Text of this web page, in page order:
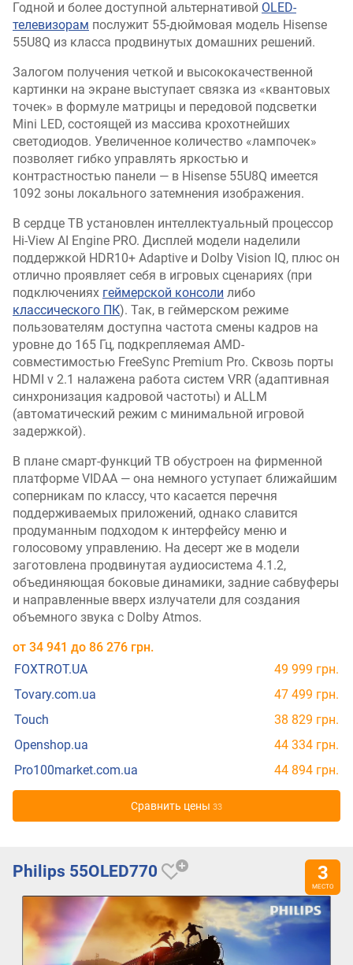
Годной и более доступной альтернативой OLED-
телевизорам послужит 55-дюймовая модель Hisense
55U8Q из класса продвинутых домашних решений.
Залогом получения четкой и высококачественной
картинки на экране выступает связка из «квантовых
точек» в формуле матрицы и передовой подсветки
Mini LED, состоящей из массива крохотнейших
светодиодов. Увеличенное количество «лампочек»
позволяет гибко управлять яркостью и
контрастностью панели — в Hisense 55U8Q имеется
1092 зоны локального затемнения изображения.
В сердце ТВ установлен интеллектуальный процессор
Hi-View AI Engine PRO. Дисплей модели наделили
поддержкой HDR10+ Adaptive и Dolby Vision IQ, плюс он
отлично проявляет себя в игровых сценариях (при
подключениях геймерской консоли либо
классического ПК). Так, в геймерском режиме
пользователям доступна частота смены кадров на
уровне до 165 Гц, подкрепляемая AMD-
совместимостью FreeSync Premium Pro. Сквозь порты
HDMI v 2.1 налажена работа систем VRR (адаптивная
синхронизация кадровой частоты) и ALLM
(автоматический режим с минимальной игровой
задержкой).
В плане смарт-функций ТВ обустроен на фирменной
платформе VIDAA — она немного уступает ближайшим
соперникам по классу, что касается перечня
поддерживаемых приложений, однако славится
продуманным подходом к интерфейсу меню и
голосовому управлению. На десерт же в модели
заготовлена продвинутая аудиосистема 4.1.2,
объединяющая боковые динамики, задние сабвуферы
и направленные вверх излучатели для создания
объемного звука с Dolby Atmos.
от 34 941 до 86 276 грн.
FOXTROT.UA
49 999 грн.
Tovary.com.ua
47 499 грн.
Touch
38 829 грн.
Openshop.ua
44 334 грн.
Pro100market.com.ua
44 894 грн.
Cравнить цены 33
Philips 55OLED770